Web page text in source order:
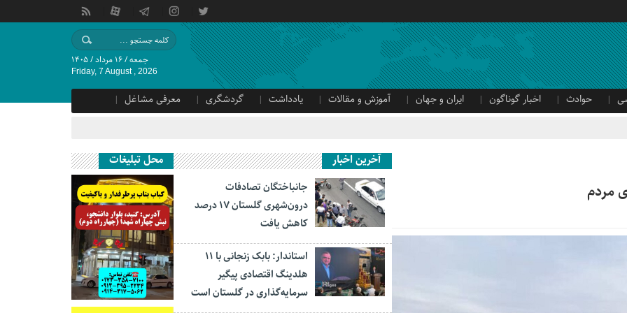
جمعه / ۱۶ مرداد / ۱۴۰۵
Friday, 7 August , 2026
حوادث اخبار گوناگون ایران و جهان آموزش و مقالات یادداشت گردشگری
معرفی مشاغل
مردم
آخرین اخبار
جانباختگان تصادفات
درون‌شهری گلستان ۱۷ درصد
کاهش یافت
استاندار: بابک زنجانی با ۱۱
هلدینگ اقتصادی پیگیر
سرمایه‌گذاری در گلستان است
محل تبلیغات